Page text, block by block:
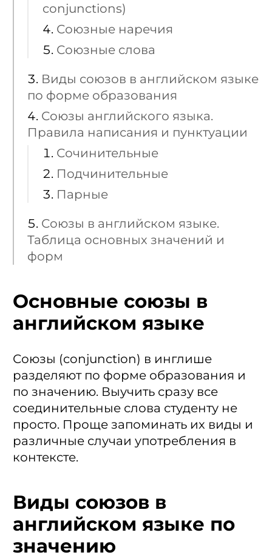
conjunctions)
Союзные наречия
Союзные слова
Виды союзов в английском языке
по форме образования
Союзы английского языка.
Правила написания и пунктуации
Сочинительные
Подчинительные
Парные
Союзы в английском языке.
Таблица основных значений и
форм
Основные союзы в
английском языке
Союзы (conjunction) в инглише
разделяют по форме образования и
по значению. Выучить сразу все
соединительные слова студенту не
просто. Проще запоминать их виды и
различные случаи употребления в
контексте.
Виды союзов в
английском языке по
значению